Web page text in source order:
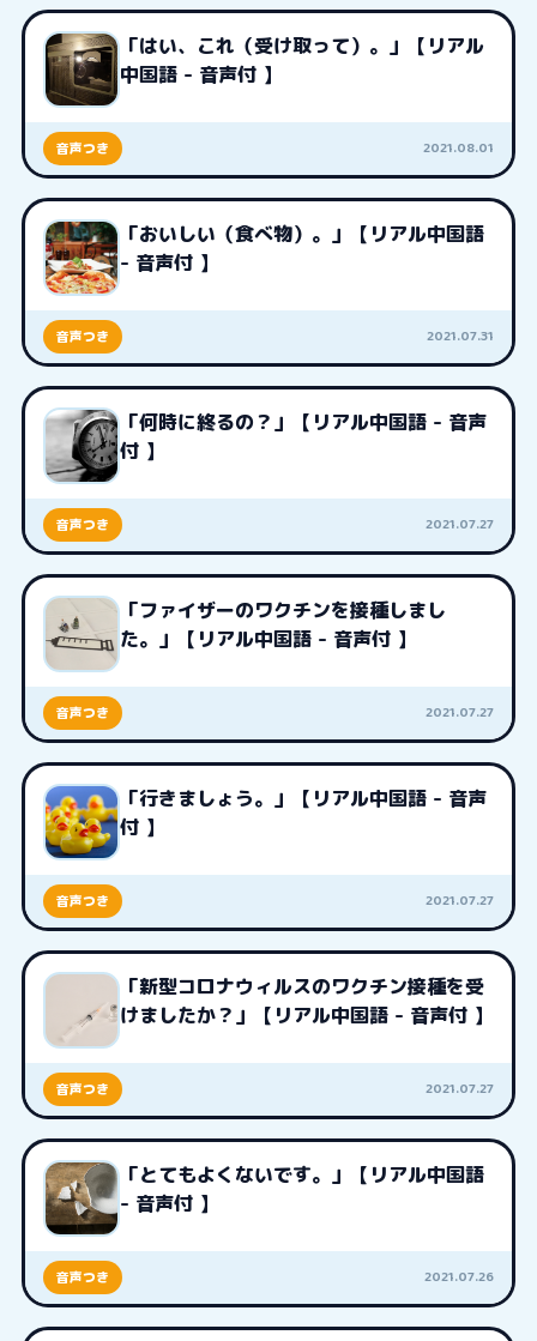
「はい、これ（受け取って）。」【リアル
中国語 - 音声付 】
音声つき 2021.08.01
「おいしい（食べ物）。」【リアル中国語
- 音声付 】
音声つき 2021.07.31
「何時に終るの？」【リアル中国語 - 音声
付 】
音声つき 2021.07.27
「ファイザーのワクチンを接種しまし
た。」【リアル中国語 - 音声付 】
音声つき 2021.07.27
「行きましょう。」【リアル中国語 - 音声
付 】
音声つき 2021.07.27
「新型コロナウィルスのワクチン接種を受
けましたか？」【リアル中国語 - 音声付 】
音声つき 2021.07.27
「とてもよくないです。」【リアル中国語
- 音声付 】
音声つき 2021.07.26